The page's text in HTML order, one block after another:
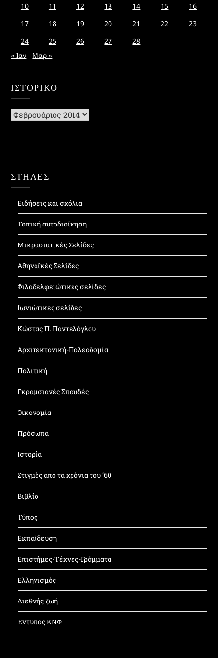
10
11 12 13 14 15
16
17
18 19 20 21 22
23
24
25 26 27
28
« Ιαν
Μαρ »
ΙΣΤΟΡΙΚΌ
Ιστορικό
ΣΤΗΛΕΣ
Ειδήσεις και σχόλια
Τοπική αυτοδιοίκηση
Μικρασιατικές Σελίδες
Αθηναϊκές Σελίδες
Φιλαδελφειώτικες σελίδες
Ιωνιώτικες σελίδες
Κώστας Π. Παντελόγλου
Αρχιτεκτονική-Πολεοδομία
Πολιτική
Γκραμσιανές Σπουδές
Οικονομία
Πρόσωπα
Ιστορία
Στιγμές από τα χρόνια του ’60
Βιβλίο
Τύπος
Εκπαίδευση
Επιστήμες-Τέχνες-Γράμματα
Ελληνισμός
Διεθνής ζωή
Έντυπος ΚΝΦ